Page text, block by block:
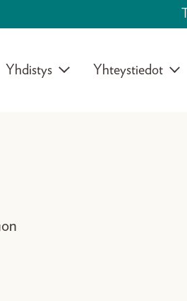
Yhdistys Yhteystiedot